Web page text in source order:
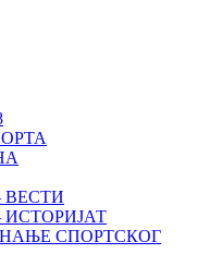
ВЕСТИ
СПОРТСКОГ